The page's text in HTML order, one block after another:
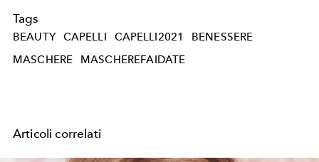
Tags
BEAUTY CAPELLI CAPELLI2021
BENESSERE
MASCHERE
MASCHEREFAIDATE
Articoli correlati